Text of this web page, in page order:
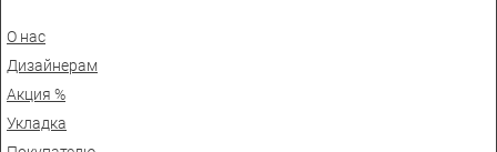
О нас
Дизайнерам
Акция %
Укладка